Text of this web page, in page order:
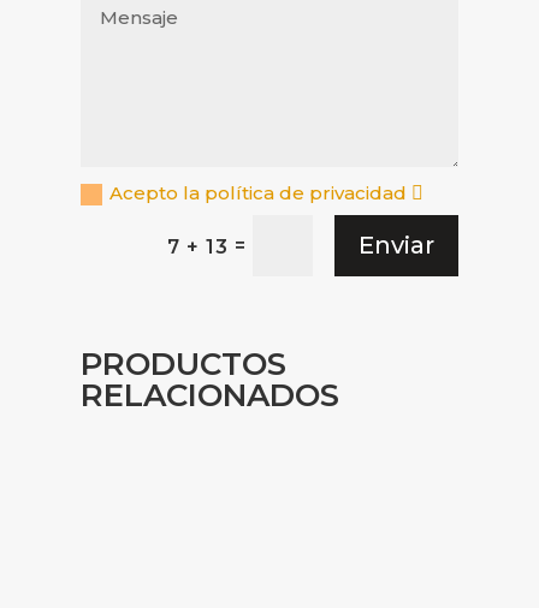
Acepto la política de privacidad
7 + 13 = Enviar
PRODUCTOS
RELACIONADOS